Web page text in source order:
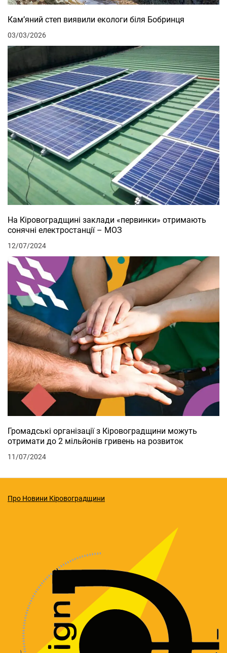
Кам’яний степ виявили екологи біля Бобринця
03/03/2026
На Кіровоградщині заклади «первинки» отримають
сонячні електростанції – МОЗ
12/07/2024
Громадські організації з Кіровоградщини можуть
отримати до 2 мільйонів гривень на розвиток
11/07/2024
Про Новини Кіровоградщини